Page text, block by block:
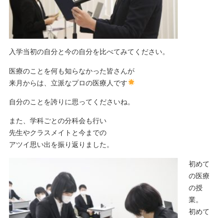
入学当初の自分と今の自分を比べてみてください。
医療のことを何も知らなかった皆さんが
来月からは、立派なプロの医療人です
自分のことを誇りに思ってくださいね。
また、学科ごとの分科会も行い
先生やクラスメイトと今までの
アツイ思い出を振り返りました。
初めて
の医療
の授
業。
初めて